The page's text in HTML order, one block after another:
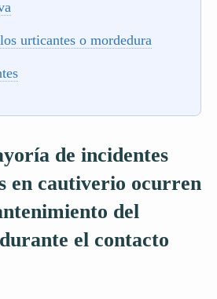
urticantes o mordedura
de incidentes
en cautiverio ocurren
del
el contacto